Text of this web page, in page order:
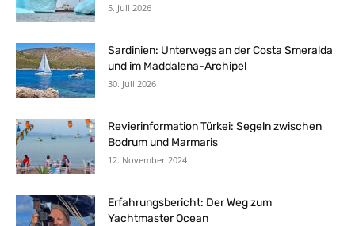
5. Juli 2026
Sardinien: Unterwegs an der Costa Smeralda
und im Maddalena-Archipel
30. Juli 2026
Revierinformation Türkei: Segeln zwischen
Bodrum und Marmaris
12. November 2024
Erfahrungsbericht: Der Weg zum
Yachtmaster Ocean